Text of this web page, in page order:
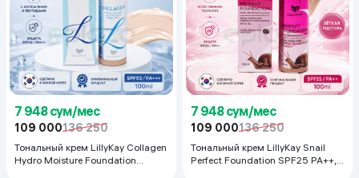
7 948 сум/мес
109 000136 250
Тональный крем LillyKay Collagen
Hydro Moisture Foundation
7 948 сум/мес
109 000136 250
Тональный крем LillyKay Snail
Perfect Foundation SPF25 PA++,